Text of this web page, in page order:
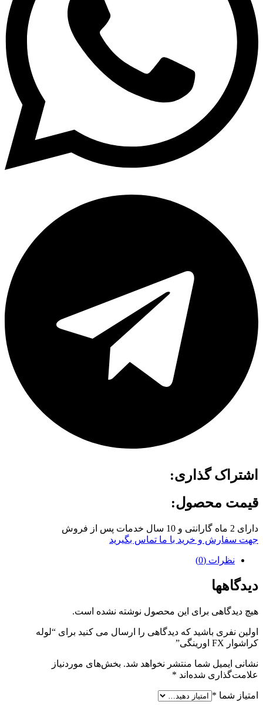
اشتراک گذاری:
قیمت محصول:
دارای 2 ماه گارانتی و 10 سال خدمات پس از فروش
جهت سفارش و خرید با ما تماس بگیرید
نظرات (0)
دیدگاهها
هیچ دیدگاهی برای این محصول نوشته نشده است.
اولین نفری باشید که دیدگاهی را ارسال می کنید برای “لوله
کراشوار FX اورینگی”
نشانی ایمیل شما منتشر نخواهد شد. بخش‌های موردنیاز
علامت‌گذاری شده‌اند *
امتیاز شما *